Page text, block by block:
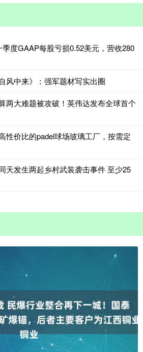
度GAAP每股亏损0.52美元，营收280
风中来》：强军题材写实出圈
两大难题被攻破！英伟达发布全球首个
性价比的padel球场玻璃工厂，按需定
天发生两起乡村武装袭击事件 至少25